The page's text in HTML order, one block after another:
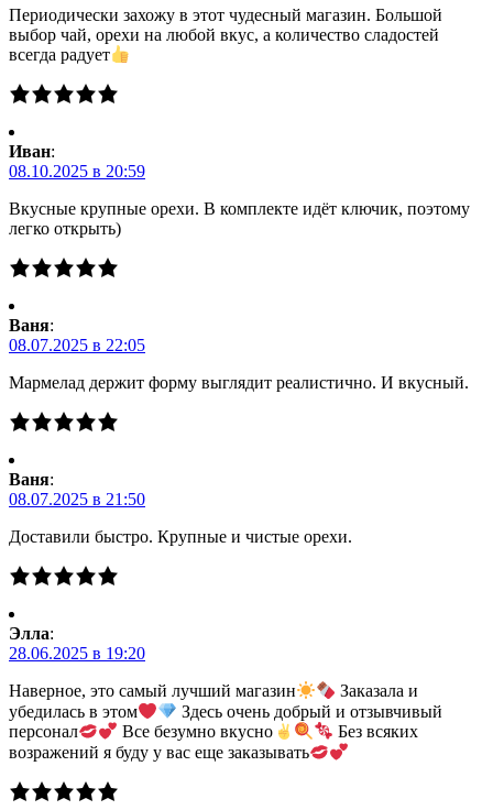
Периодически захожу в этот чудесный магазин. Большой
выбор чай, орехи на любой вкус, а количество сладостей
всегда радует
Иван:
08.10.2025 в 20:59
Вкусные крупные орехи. В комплекте идёт ключик, поэтому
легко открыть)
Ваня:
08.07.2025 в 22:05
Мармелад держит форму выглядит реалистично. И вкусный.
Ваня:
08.07.2025 в 21:50
Доставили быстро. Крупные и чистые орехи.
Элла:
28.06.2025 в 19:20
Наверное, это самый лучший магазин
Заказала и
убедилась в этом
Здесь очень добрый и отзывчивый
персонал
Все безумно вкусно
Без всяких
возражений я буду у вас еще заказывать